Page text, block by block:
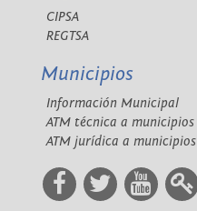
CIPSA
REGTSA
Municipios
Información Municipal
ATM técnica a municipios
ATM jurídica a municipios